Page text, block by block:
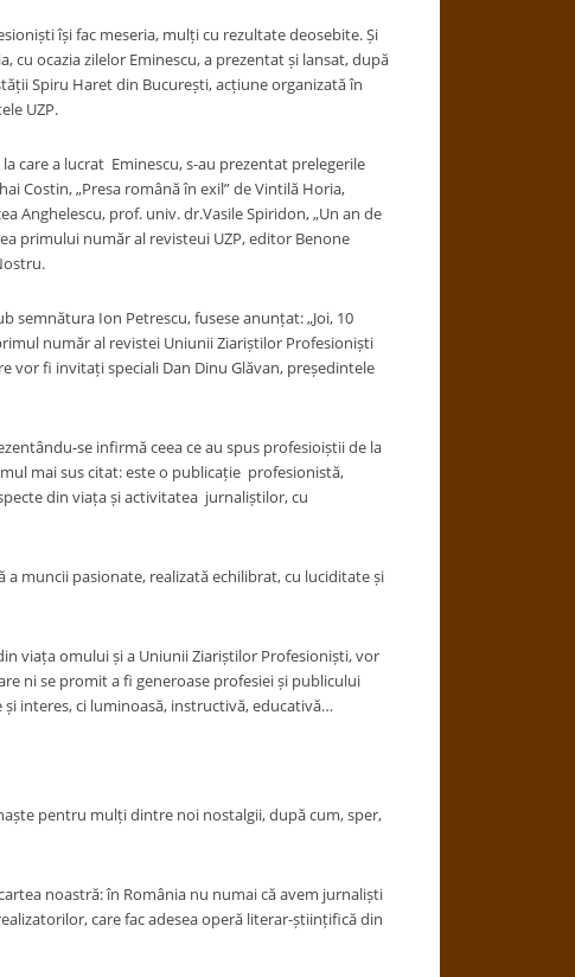
își fac meseria, mulți cu rezultate deosebite. Și
cu ocazia zilelor Eminescu, a prezentat și lansat, după
Spiru Haret din București, acțiune organizată în
UZP.
care a lucrat Eminescu, s-au prezentat prelegerile
Costin, „Presa română în exil” de Vintilă Horia,
Anghelescu, prof. univ. dr.Vasile Spiridon, „Un an de
primului număr al revisteui UZP, editor Benone
semnătura Ion Petrescu, fusese anunțat: „Joi, 10
număr al revistei Uniunii Ziariștilor Profesioniști
vor fi invitați speciali Dan Dinu Glăvan, președintele
se infirmă ceea ce au spus profesioiștii de la
mai sus citat: este o publicație profesionistă,
din viața și activitatea jurnaliștilor, cu
muncii pasionate, realizată echilibrat, cu luciditate și
viața omului și a Uniunii Ziariștilor Profesioniști, vor
ni se promit a fi generoase profesiei și publicului
interes, ci luminoasă, instructivă, educativă…
pentru mulți dintre noi nostalgii, după cum, sper,
noastră: în România nu numai că avem jurnaliști
care fac adesea operă literar-științifică din